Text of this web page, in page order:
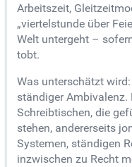
Arbeitszeit,
„viertelstunde über
Welt untergeht –
tobt.
Was unterschätzt
ständiger
Schreibtischen, die
stehen, andererseits
Systemen, ständigen
inzwischen zu Recht